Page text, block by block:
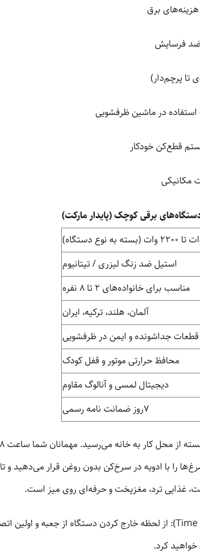
برق
ضد فرسایش
تا پرچم‌دار)
در ماشین ظرفشویی
قطع‌کن خودکار
مکانیکی
برقی کوچک (پایدار مارکت)
استیل ضد زنگ لیزری / تیتانیوم
مناسب برای خانواده‌های ۲ تا ۸ نفره
آلمان، هلند، ترکیه، ایران
قطعات جداشونده و ایمن در ظرفشویی
محافظ حرارتی موتور و قفل کودک
دیجیتال لمسی و آنالوگ مقاوم
7روز ضمانت نامه رسمی
مرغ‌ها را با ادویه در سرخ‌کن بدون روغن قرار
غذایی ترد، مغزپخت و حرفه‌ای روی میز است.
کرد.